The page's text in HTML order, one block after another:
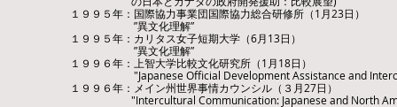
１９９５年：国際協力事業団国際協力総合研修所（1月23日）
”異文化理解”
１９９５年：カリタス女子短期大学（6月13日）
”異文化理解”
１９９６年：上智大学比較文化研究所（1月18日）
"Japanese Official Development Assistance and
１９９６年：メイン州世界事情カウンシル（３月27日）
"Intercultural Communication: Japanese and North